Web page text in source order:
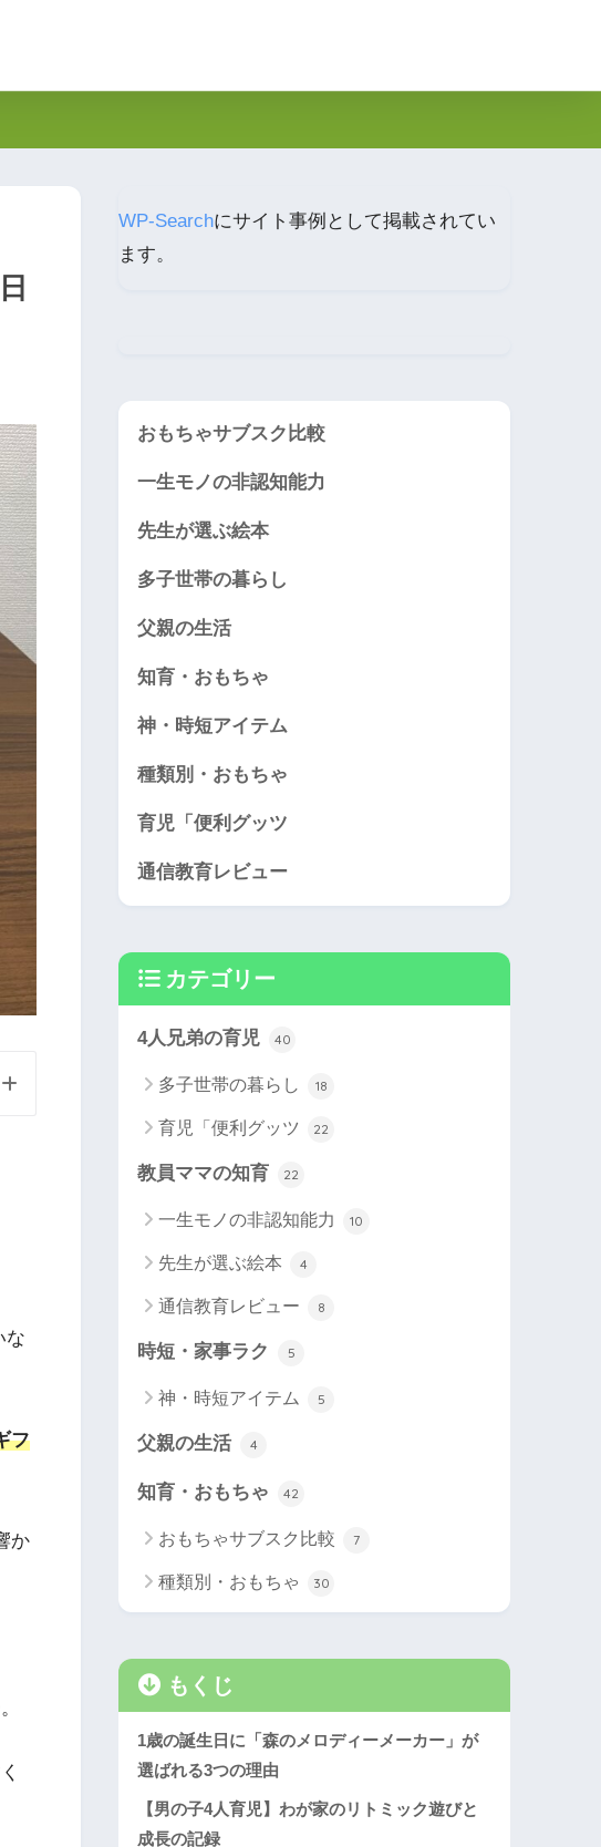
な
フ
か
WP-Searchにサイト事例として掲載されてい
ます。
おもちゃサブスク比較
一生モノの非認知能力
先生が選ぶ絵本
多子世帯の暮らし
父親の生活
知育・おもちゃ
神・時短アイテム
種類別・おもちゃ
育児「便利グッツ
通信教育レビュー
カテゴリー
4人兄弟の育児 40
多子世帯の暮らし 18
育児「便利グッツ 22
教員ママの知育 22
一生モノの非認知能力 10
先生が選ぶ絵本 4
通信教育レビュー 8
時短・家事ラク 5
神・時短アイテム 5
父親の生活 4
知育・おもちゃ 42
おもちゃサブスク比較 7
種類別・おもちゃ 30
もくじ
1歳の誕生日に「森のメロディーメーカー」が
選ばれる3つの理由
【男の子4人育児】わが家のリトミック遊びと
成長の記録